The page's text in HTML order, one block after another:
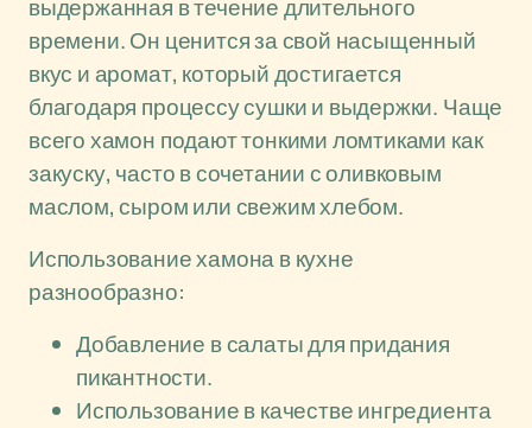
выдержанная в течение длительного
времени. Он ценится за свой насыщенный
вкус и аромат, который достигается
благодаря процессу сушки и выдержки. Чаще
всего хамон подают тонкими ломтиками как
закуску, часто в сочетании с оливковым
маслом, сыром или свежим хлебом.
Использование хамона в кухне
разнообразно:
Добавление в салаты для придания
пикантности.
Использование в качестве ингредиента